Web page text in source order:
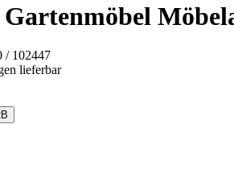
/ 102447
lieferbar